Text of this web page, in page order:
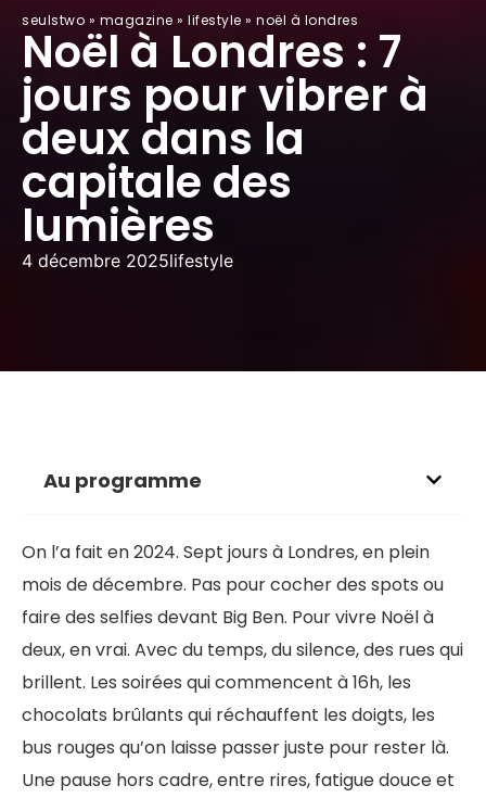
seulstwo » magazine » lifestyle » noël à londres
Noël à Londres : 7
jours pour vibrer à
deux dans la
capitale des
lumières
4 décembre 2025lifestyle
Au programme
On l’a fait en 2024. Sept jours à Londres, en plein
mois de décembre. Pas pour cocher des spots ou
faire des selfies devant Big Ben. Pour vivre Noël à
deux, en vrai. Avec du temps, du silence, des rues qui
brillent. Les soirées qui commencent à 16h, les
chocolats brûlants qui réchauffent les doigts, les
bus rouges qu’on laisse passer juste pour rester là.
Une pause hors cadre, entre rires, fatigue douce et